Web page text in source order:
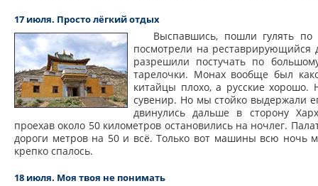
17 июля. Просто лёгкий отдых
Выспавшись, пошли гулять по
посмотрели на
разрешили постучать по
тарелочки. Монах вообще был
китайцы плохо, а русские
сувенир. Но мы стойко выдержали
двинулись дальше в сторону
проехав около 50 километров остановились на ночлег.
дороги метров на 50 и всё. Только вот машины всю ночь
крепко спалось.
18 июля. Моя твоя не понимать